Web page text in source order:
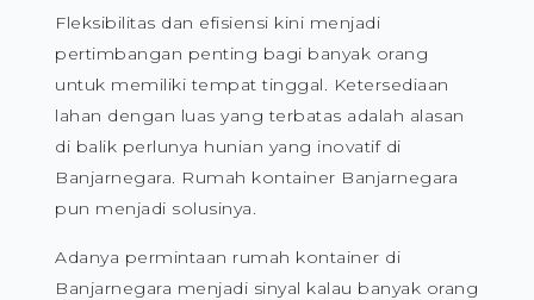
Fleksibilitas dan efisiensi kini menjadi
pertimbangan penting bagi banyak orang
untuk memiliki tempat tinggal. Ketersediaan
lahan dengan luas yang terbatas adalah alasan
di balik perlunya hunian yang inovatif di
Banjarnegara. Rumah kontainer Banjarnegara
pun menjadi solusinya.
Adanya permintaan rumah kontainer di
Banjarnegara menjadi sinyal kalau banyak orang